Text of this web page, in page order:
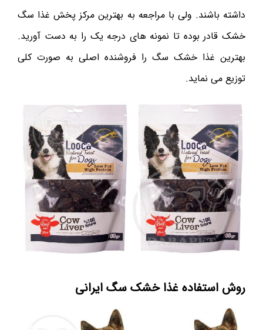
داشته باشند. ولی با مراجعه به بهترین مرکز پخش غذا سگ
خشک قادر بوده تا نمونه‌ های درجه یک را به دست آورید.
بهترین غذا خشک سگ را فروشنده اصلی به صورت کلی
توزیع می نماید.
روش استفاده غذا خشک سگ ایرانی